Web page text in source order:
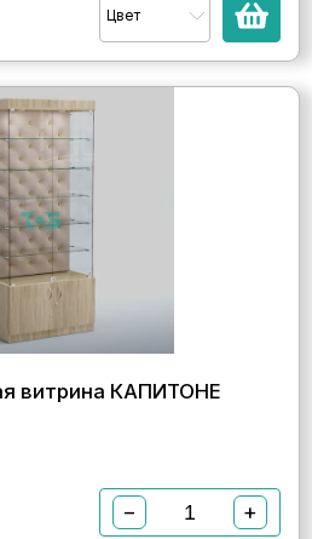
Цвет
витрина КАПИТОНЕ
− +